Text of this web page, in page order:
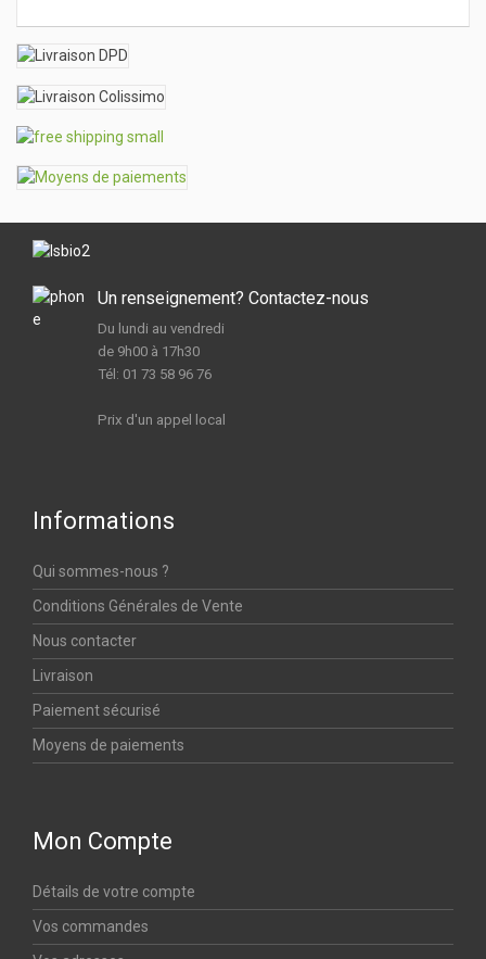
Un renseignement? Contactez-nous
Du lundi au vendredi
de 9h00 à 17h30
Tél: 01 73 58 96 76
Prix d'un appel local
Informations
Qui sommes-nous ?
Conditions Générales de Vente
Nous contacter
Livraison
Paiement sécurisé
Moyens de paiements
Mon Compte
Détails de votre compte
Vos commandes